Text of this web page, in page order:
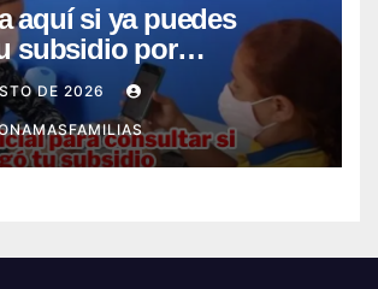
aquí si ya puedes
subsidio por
– Ya llegó mi giro
DE 2026